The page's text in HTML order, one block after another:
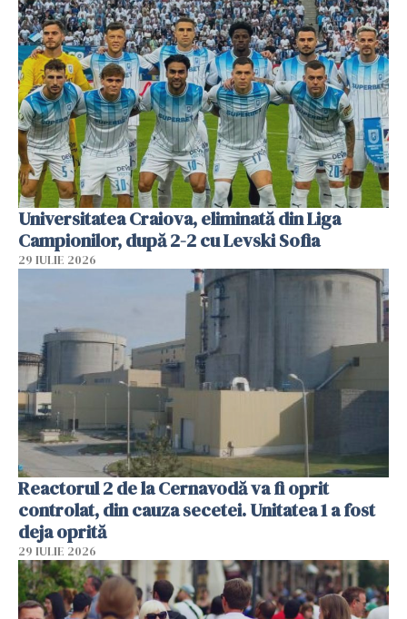
Universitatea Craiova, eliminată din Liga
Campionilor, după 2-2 cu Levski Sofia
29 IULIE 2026
Reactorul 2 de la Cernavodă va fi oprit
controlat, din cauza secetei. Unitatea 1 a fost
deja oprită
29 IULIE 2026